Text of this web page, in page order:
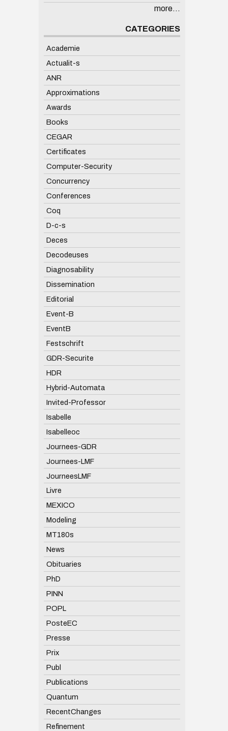
more...
CATEGORIES
Academie
Actualit-s
ANR
Approximations
Awards
Books
CEGAR
Certificates
Computer-Security
Concurrency
Conferences
Coq
D-c-s
Deces
Decodeuses
Diagnosability
Dissemination
Editorial
Event-B
EventB
Festschrift
GDR-Securite
HDR
Hybrid-Automata
Invited-Professor
Isabelle
Isabelleoc
Journees-GDR
Journees-LMF
JourneesLMF
Livre
MEXICO
Modeling
MT180s
News
Obituaries
PhD
PINN
POPL
PosteEC
Presse
Prix
Publ
Publications
Quantum
RecentChanges
Refinement